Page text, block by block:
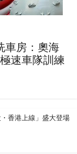
車房：奧海
速車隊訓練
香港上線」盛大登場